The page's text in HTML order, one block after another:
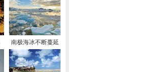
南极海冰不断蔓延